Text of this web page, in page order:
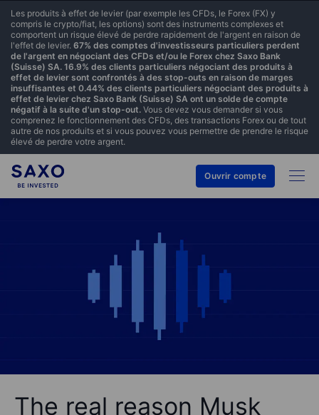
Les produits à effet de levier (par exemple les CFDs, le Forex (FX) y
compris le crypto/fiat, les options) sont des instruments complexes et
comportent un risque élevé de perdre rapidement de l'argent en raison de
l'effet de levier. 67% des comptes d'investisseurs particuliers perdent
de l'argent en négociant des CFDs et/ou le Forex chez Saxo Bank
(Suisse) SA. 16.9% des clients particuliers négociant des produits à
effet de levier sont confrontés à des stop-outs en raison de marges
insuffisantes et 0.44% des clients particuliers négociant des produits à
effet de levier chez Saxo Bank (Suisse) SA ont un solde de compte
négatif à la suite d'un stop-out. Vous devez vous demander si vous
comprenez le fonctionnement des CFDs, des transactions Forex ou de tout
autre de nos produits et si vous pouvez vous permettre de prendre le risque
élevé de perdre votre argent.
Ouvrir compte
The real reason Musk